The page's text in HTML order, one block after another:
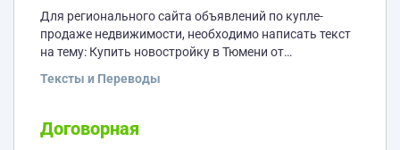
Для регионального сайта объявлений по купле-
продаже недвижимости, необходимо написать текст
на тему: Купить новостройку в Тюмени от
что на нашем сайте можно легко, удобно и быстро
новостроек в Тюмени от застройщика. Текст должен
быть структурирован, разбит на абзацы.
Тексты и Переводы
Договорная